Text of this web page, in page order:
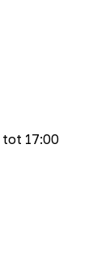
tot 17:00